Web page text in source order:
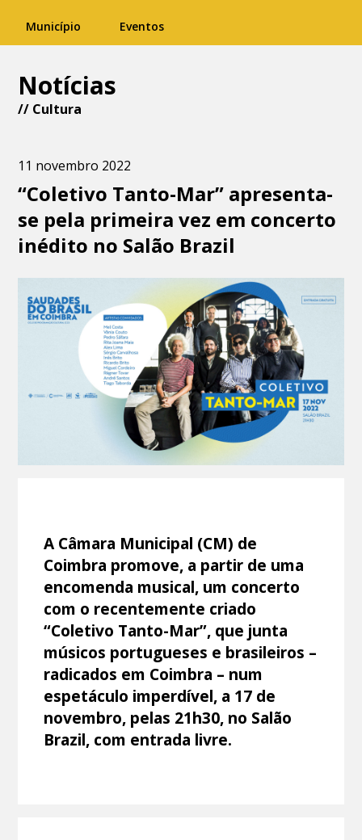
Município Eventos
Notícias
// Cultura
11 novembro 2022
“Coletivo Tanto-Mar” apresenta-
se pela primeira vez em concerto
inédito no Salão Brazil
A Câmara Municipal (CM) de
Coimbra promove, a partir de uma
encomenda musical, um concerto
com o recentemente criado
“Coletivo Tanto-Mar”, que junta
músicos portugueses e brasileiros –
radicados em Coimbra – num
espetáculo imperdível, a 17 de
novembro, pelas 21h30, no Salão
Brazil, com entrada livre.